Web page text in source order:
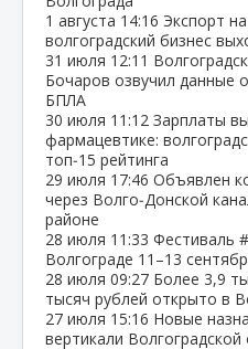
1 августа 14:16 Экспорт
волгоградский бизнес
31 июля 12:11
Бочаров озвучил данные
БПЛА
30 июля 11:12 Зарплаты
фармацевтике:
топ‑15 рейтинга
29 июля 17:46 Объявлен
через Волго‑Донской
районе
28 июля 11:33 Фестиваль
Волгограде 11–13
28 июля 09:27 Более 3,9
тысяч рублей открыто в
27 июля 15:16 Новые
вертикали Волгоградской